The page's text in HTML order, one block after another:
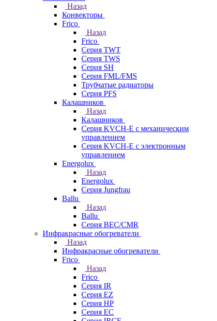
Назад
Конвекторы
Frico
Назад
Frico
Серия TWT
Серия TWS
Серия SH
Серия FML/FMS
Трубчатые радиаторы
Серия PFS
Калашников
Назад
Калашников
Серия KVCH-E с механическим
управлением
Серия KVCH-E с электронным
управлением
Energolux
Назад
Energolux
Серия Jungfrau
Ballu
Назад
Ballu
Серия BEC/CMR
Инфракрасные обогреватели
Назад
Инфракрасные обогреватели
Frico
Назад
Frico
Серия IR
Серия EZ
Серия HP
Серия EC